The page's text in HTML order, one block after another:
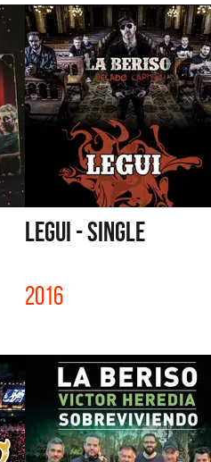
LEGUI - SINGLE
2016